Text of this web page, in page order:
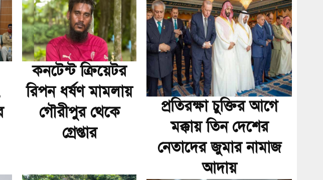
কনটেন্ট ক্রিয়েটর
রিপন ধর্ষণ মামলায়
গৌরীপুর থেকে
গ্রেপ্তার
প্রতিরক্ষা চুক্তির আগে
মক্কায় তিন দেশের
নেতাদের জুমার নামাজ
আদায়